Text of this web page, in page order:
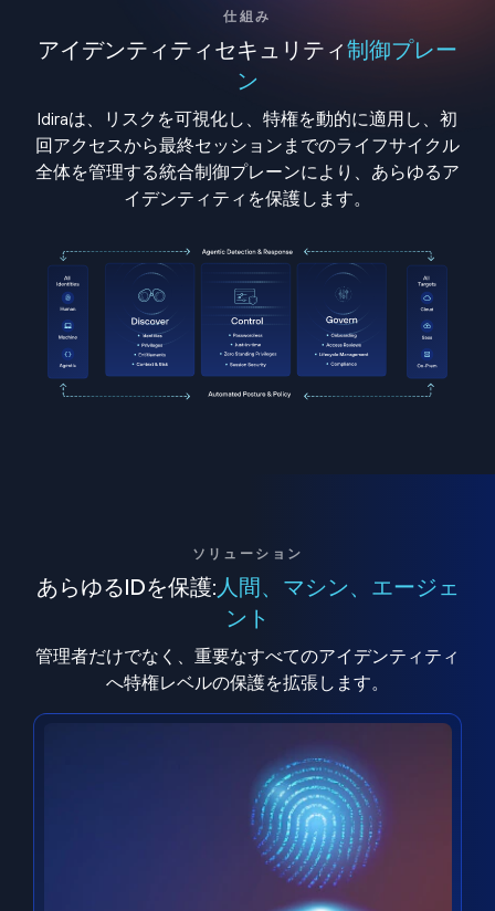
仕組み
アイデンティティセキュリティ制御プレー
ン
Idiraは、リスクを可視化し、特権を動的に適用し、初
回アクセスから最終セッションまでのライフサイクル
全体を管理する統合制御プレーンにより、あらゆるア
イデンティティを保護します。
ソリューション
あらゆるIDを保護: 人間、マシン、エージェ
ント
管理者だけでなく、重要なすべてのアイデンティティ
へ特権レベルの保護を拡張します。